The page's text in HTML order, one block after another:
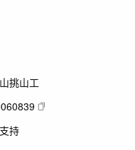
挑山工
持